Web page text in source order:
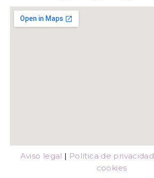
Aviso legal | Política de privacidad
cookies